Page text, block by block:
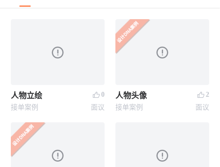
人物立绘
0
接单案例
面议
人物头像
2
接单案例
面议